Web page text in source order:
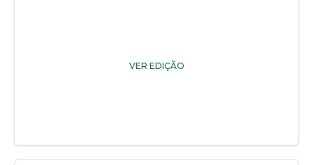
VER EDIÇÃO